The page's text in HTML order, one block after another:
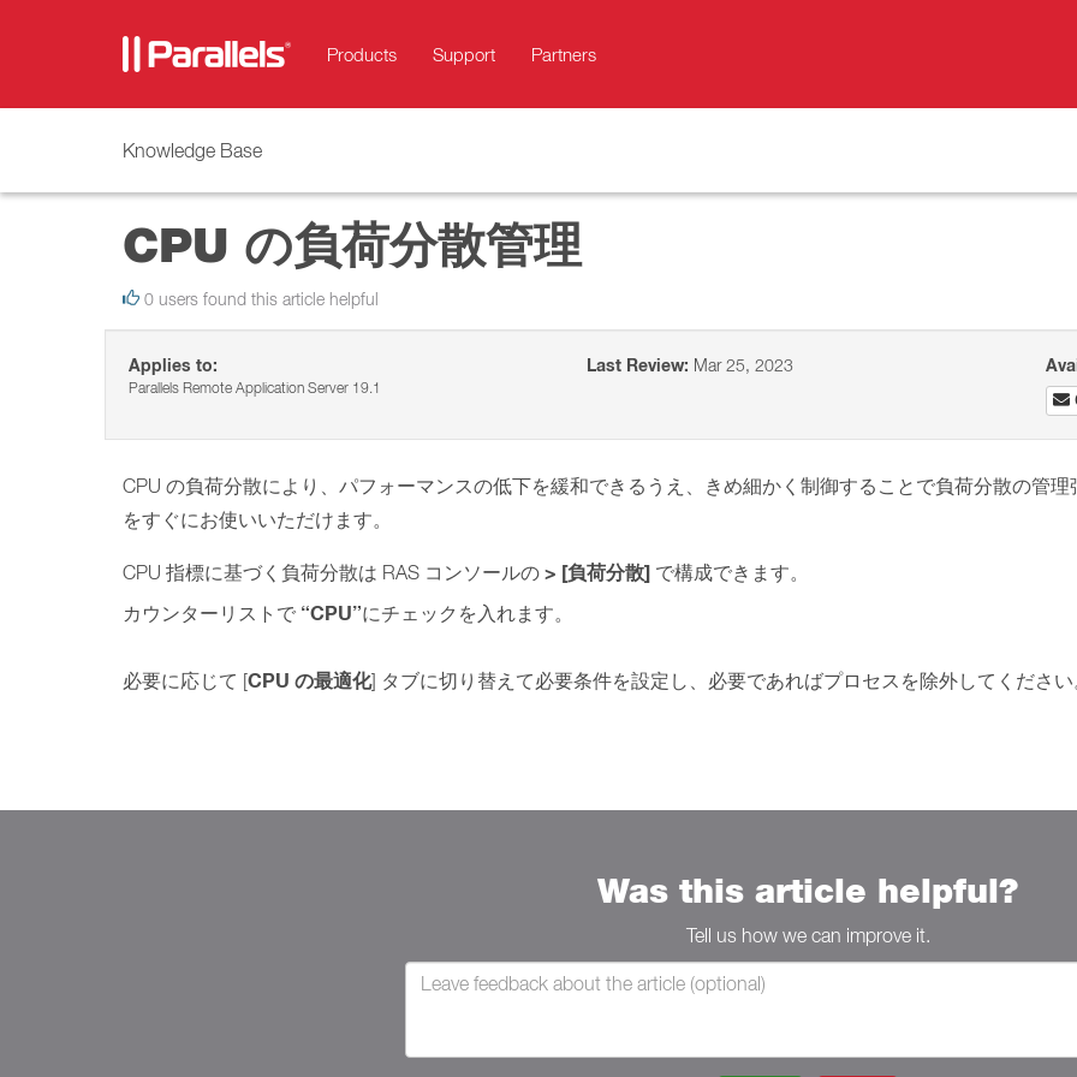
Products Support Partners
Knowledge Base
CPU の負荷分散管理
0 users found this article helpful
Applies to:
Parallels Remote Application Server 19.1
Last Review: Mar 25, 2023
CPU の負荷分散により、パフォーマンスの低下を緩和できるうえ、きめ細かく制御することで負荷分散の管
をすぐにお使いいただけます。
CPU 指標に基づく負荷分散は RAS コンソールの > [負荷分散] で構成できます。
カウンターリストで “CPU”にチェックを入れます。
必要に応じて [CPU の最適化] タブに切り替えて必要条件を設定し、必要であればプロセスを除外してくださ
Was this article helpful?
Tell us how we can improve it.